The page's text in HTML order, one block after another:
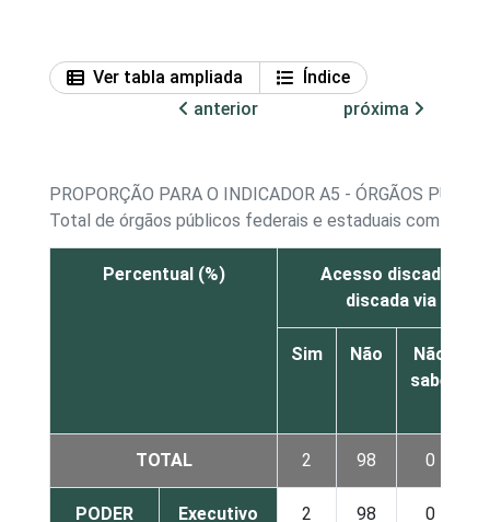
Ver tabla ampliada
Índice
anterior
próxima
PROPORÇÃO PARA O INDICADOR A5 - ÓRGÃOS
Total de órgãos públicos federais e estaduais com
Percentual (%)
Acesso discado/
discada via
Sim Não
Não
sabe
TOTAL 2 98 0
PODER Executivo 2 98 0